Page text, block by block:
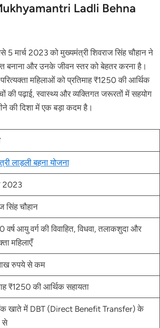
Ladli Behna
5 मार्च 2023 को मुख्यमंत्री शिवराज सिंह चौहान ने
बनाना और उनके जीवन स्तर को बेहतर करना है।
महिलाओं को प्रतिमाह ₹1250 की आर्थिक
की पढ़ाई, स्वास्थ्य और व्यक्तिगत जरूरतों में सहयोग
की दिशा में एक बड़ा कदम है।
लाड़ली बहना योजना
2023
सिंह चौहान
वर्ष आयु वर्ग की विवाहित, विधवा, तलाकशुदा और
महिलाएँ
रुपये से कम
₹1250 की आर्थिक सहायता
खाते में DBT (Direct Benefit Transfer) के
से